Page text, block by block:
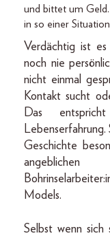
und bittet um
in so einer
Verdächtig ist
noch nie
nicht einmal
Kontakt sucht
Das
Lebenserfahrung.
Geschichte
Models.
Selbst wenn sich